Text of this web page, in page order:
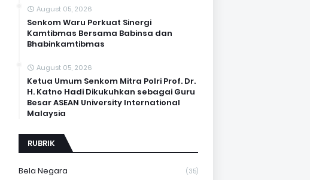
August 05, 2026
Senkom Waru Perkuat Sinergi
Kamtibmas Bersama Babinsa dan
Bhabinkamtibmas
August 05, 2026
Ketua Umum Senkom Mitra Polri Prof. Dr.
H. Katno Hadi Dikukuhkan sebagai Guru
Besar ASEAN University International
Malaysia
RUBRIK
Bela Negara (35)